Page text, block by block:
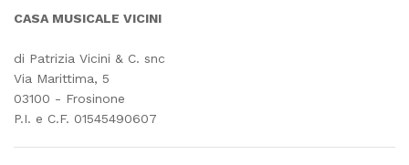
CASA MUSICALE VICINI
di Patrizia Vicini & C. snc
Via Marittima, 5
03100 - Frosinone
P.I. e C.F. 01545490607